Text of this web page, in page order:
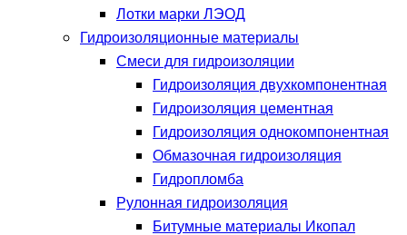
Лотки марки ЛЭОД
Гидроизоляционные материалы
Смеси для гидроизоляции
Гидроизоляция двухкомпонентная
Гидроизоляция цементная
Гидроизоляция однокомпонентная
Обмазочная гидроизоляция
Гидропломба
Рулонная гидроизоляция
Битумные материалы Икопал